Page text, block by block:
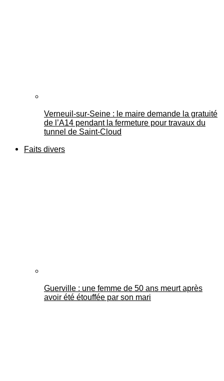
Verneuil-sur-Seine : le maire demande la gratuité
de l’A14 pendant la fermeture pour travaux du
tunnel de Saint-Cloud
Faits divers
Guerville : une femme de 50 ans meurt après
avoir été étouffée par son mari